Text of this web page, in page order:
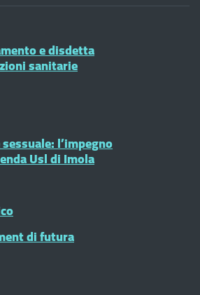
e disdetta
sanitarie
l’impegno
Usl di Imola
di futura